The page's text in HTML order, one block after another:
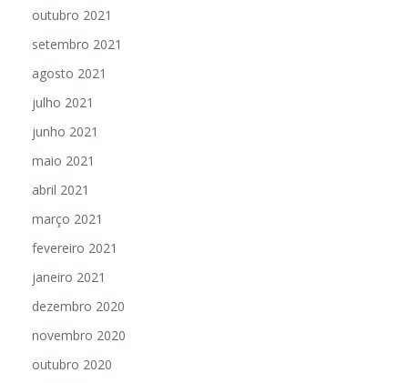
outubro 2021
setembro 2021
agosto 2021
julho 2021
junho 2021
maio 2021
abril 2021
março 2021
fevereiro 2021
janeiro 2021
dezembro 2020
novembro 2020
outubro 2020